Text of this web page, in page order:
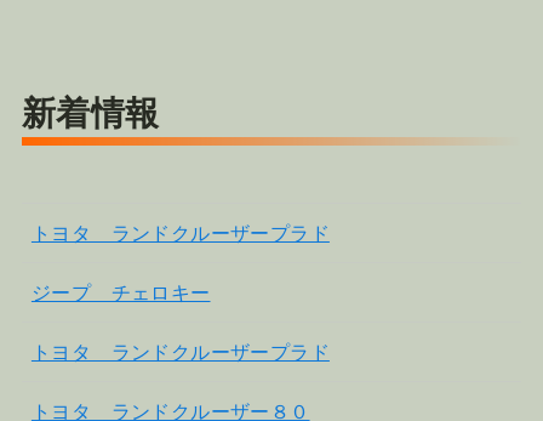
新着情報
トヨタ ランドクルーザープラド
ジープ チェロキー
トヨタ ランドクルーザープラド
トヨタ ランドクルーザー８０